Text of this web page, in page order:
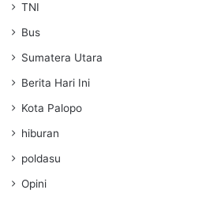
TNI
Bus
Sumatera Utara
Berita Hari Ini
Kota Palopo
hiburan
poldasu
Opini